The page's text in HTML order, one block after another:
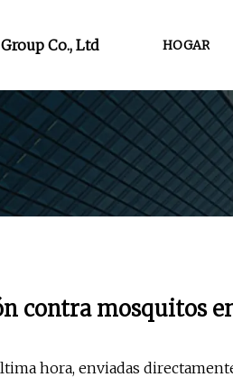
Co., Ltd HOGAR
contra mosquitos
hora, enviadas